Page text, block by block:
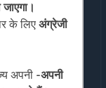
के लिएअंग्रेजी
अपनी -अपनी